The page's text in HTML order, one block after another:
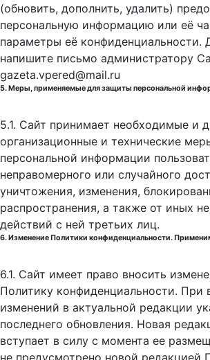
(обновить, дополнить, удалить)
персональную информацию или её
параметры её конфиденциальности.
напишите письмо администратору
gazeta.vpered@mail.ru
5. Меры, применяемые для защиты персональной
5.1. Сайт принимает необходимые и
организационные и технические
персональной информации
неправомерного или случайного
уничтожения, изменения,
распространения, а также от иных
действий с ней третьих лиц.
6. Изменение Политики конфиденциальности.
6.1. Сайт имеет право вносить
Политику конфиденциальности. При
изменений в актуальной редакции
последнего обновления. Новая
вступает в силу с момента ее